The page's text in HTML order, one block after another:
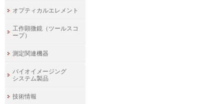
オプティカルエレメント
工作顕微鏡（ツールスコ
ープ）
測定関連機器
バイオイメージング
システム製品
技術情報